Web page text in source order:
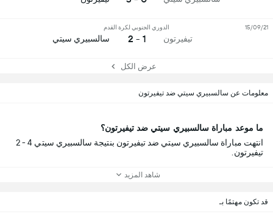
تيفيرتون
الدوري الجنوبي لكرة القدم
1 - 2 سالسبيري سيتي
15/09/21
عرض الكل
معلومات عن سالسبيري سيتي ضد تيفيرتون
ما موعد مباراة سالسبيري سيتي ضد تيفيرتون؟
انتهت مباراة سالسبيري سيتي ضد تيفيرتون بنتيجة سالسبيري سيتي 4 - 2
تيفيرتون.
شاهد المزيد
قد تكون مهتمًا بـ